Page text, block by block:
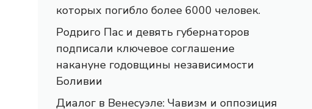
которых погибло более 6000 человек.
Родриго Пас и девять губернаторов
подписали ключевое соглашение
накануне годовщины независимости
Боливии
Диалог в Венесуэле: Чавизм и оппозиция